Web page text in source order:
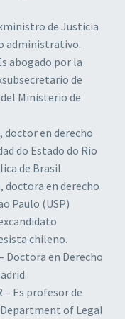
de Justicia
administrativo.
abogado por la
de
Ministerio de
doctor en derecho
do Estado do Rio
de Brasil.
doctora en derecho
Paulo (USP)
chileno.
Doctora en Derecho
– Es profesor de
of Legal